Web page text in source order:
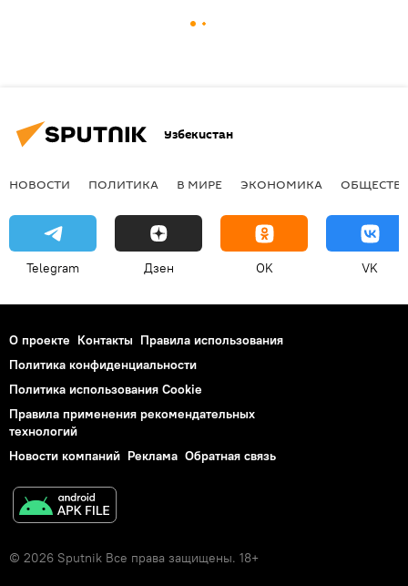
Узбекистан
НОВОСТИ ПОЛИТИКА В МИРЕ ЭКОНОМИКА
Telegram Дзен OK VK
О проекте Контакты Правила использования
Политика конфиденциальности
Политика использования Cookie
Правила применения рекомендательных
технологий
Новости компаний Реклама Обратная связь
© 2026 Sputnik Все права защищены. 18+